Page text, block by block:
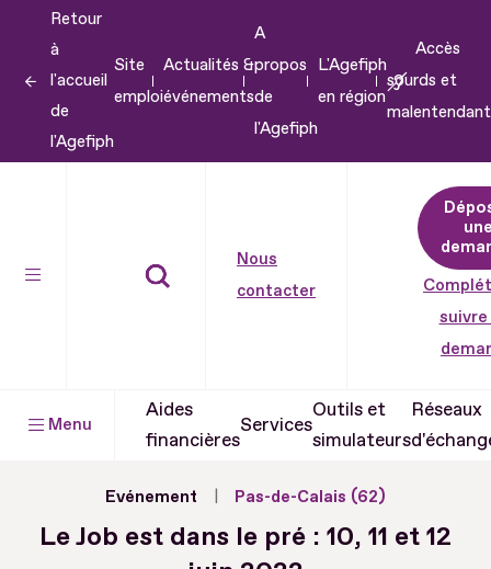
contenu
Retour
à
l'accueil
de
l'Agefiph
Site
emploi
Actualités &
événements
A
propos
de
l'Agefiph
L'Agefiph
en région
Accès
sourds et
Nous
contacter
suivre
Menu
Aides
financières
Services
Outils et
simulateurs
Réseaux
Evénement Pas-de-Calais (62)
Le Job est dans le pré : 10, 11 et 12